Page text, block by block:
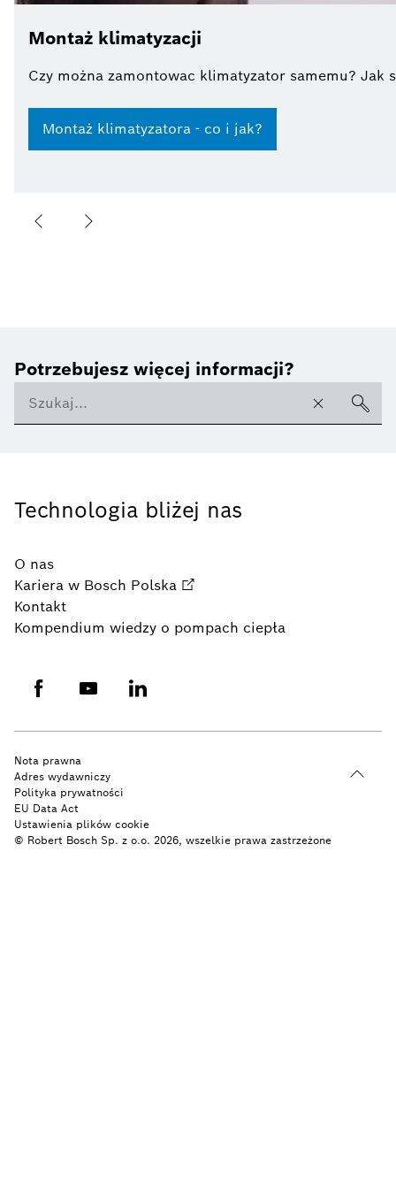
Montaż klimatyzacji
Czy można zamontowac klimatyzator samemu? Jak
Montaż klimatyzatora - co i jak?
Potrzebujesz więcej informacji?
Technologia bliżej nas
O nas
Kariera w Bosch Polska
Kontakt
Kompendium wiedzy o pompach ciepła
© Robert Bosch Sp. z o.o. 2026, wszelkie prawa zastrzeżone
Nota prawna
Adres wydawniczy
Polityka prywatności
EU Data Act
Ustawienia plików cookie